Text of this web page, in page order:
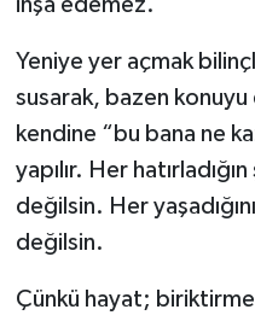
Yeniye yer açmak
susarak, bazen
kendine “bu bana ne
yapılır. Her
değilsin. Her
değilsin.
Çünkü hayat;